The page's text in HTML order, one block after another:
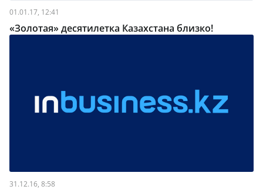
01.01.17, 12:41
«Золотая» десятилетка Казахстана близко!
31.12.16, 8:58